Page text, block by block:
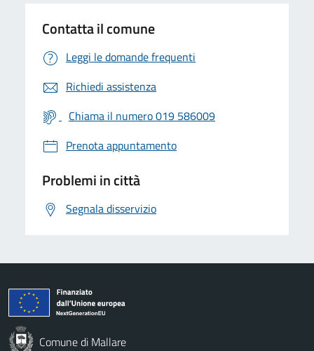
Contatta il comune
Leggi le domande frequenti
Richiedi assistenza
Chiama il numero 019 586009
Prenota appuntamento
Problemi in città
Segnala disservizio
Comune di Mallare